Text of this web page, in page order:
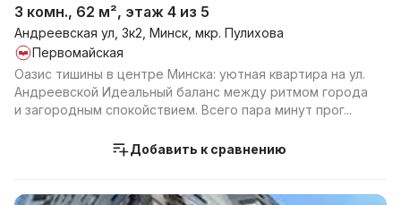
3 комн., 62 м², этаж 4 из 5
Андреевская ул, 3к2, Минск, мкр. Пулихова
Первомайская
Оазис тишины в центре Минска: уютная квартира на ул.
Андреевской Идеальный баланс между ритмом города
и загородным спокойствием. Всего пара минут прог...
Добавить к сравнению